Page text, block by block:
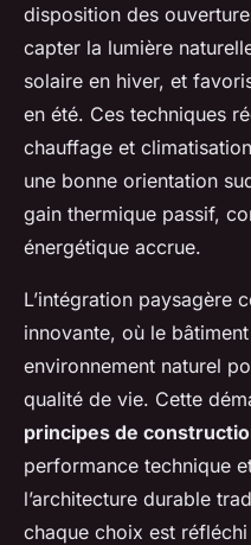
disposition des
capter la lumière
solaire en hiver, et
en été. Ces techniques
chauffage et
une bonne orientation
gain thermique passif,
énergétique accrue.
L’intégration paysagère
innovante, où le
environnement naturel
qualité de vie. Cette
principes de
performance technique
l’architecture durable
chaque choix est